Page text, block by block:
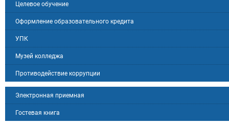
Целевое обучение
Оформление образовательного кредита
УПК
Музей колледжа
Противодействие коррупции
Электронная приемная
Гостевая книга